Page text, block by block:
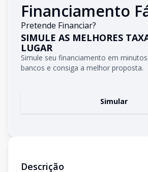
Financiamento
Pretende Financiar?
SIMULE AS MELHORES
LUGAR
Simule seu financiamento em
bancos e consiga a melhor proposta.
Simular
Descrição